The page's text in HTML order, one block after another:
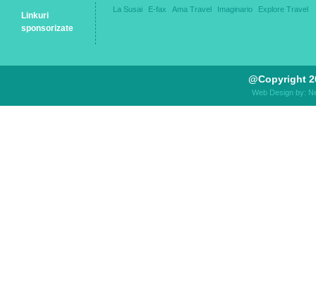
Linkuri
sponsorizate
La Susai E-fax Ama Travel Imaginario Explore Travel
@Copyright
Web Design by: